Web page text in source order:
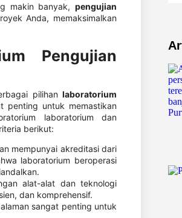
makin banyak, pengujian
Anda, memaksimalkan
Pengujian
pilihan laboratorium
penting untuk memastikan
laboratorium dan
berikut:
mempunyai akreditasi dari
laboratorium beroperasi
alat-alat dan teknologi
dan komprehensif.
sangat penting untuk